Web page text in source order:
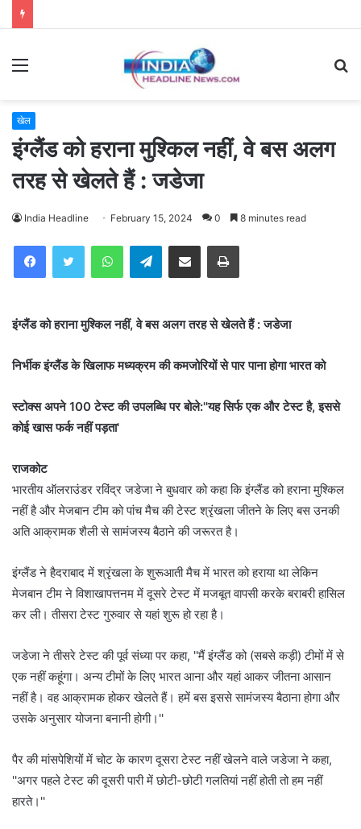
Menu
खेल
इंग्लैंड को हराना मुश्किल नहीं, वे बस अलग
तरह से खेलते हैं : जडेजा
India Headline February 15, 2024 0 8 minutes read
WhatsAppTelegramShare via Email Print
इंग्लैंड को हराना मुश्किल नहीं, वे बस अलग तरह से खेलते हैं : जडेजा
निर्भीक इंग्लैंड के खिलाफ मध्यक्रम की कमजोरियों से पार पाना होगा भारत को
स्टोक्स अपने 100 टेस्ट की उपलब्धि पर बोले:''यह सिर्फ एक और टेस्ट है, इससे
कोई खास फर्क नहीं पड़ता'
राजकोट
भारतीय ऑलराउंडर रविंद्र जडेजा ने बुधवार को कहा कि इंग्लैंड को हराना मुश्किल
नहीं है और मेजबान टीम को पांच मैच की टेस्ट श्रृंखला जीतने के लिए बस उनकी
अति आक्रामक शैली से सामंजस्य बैठाने की जरूरत है।
इंग्लैंड ने हैदराबाद में श्रृंखला के शुरूआती मैच में भारत को हराया था लेकिन
मेजबान टीम ने विशाखापत्तनम में दूसरे टेस्ट में मजबूत वापसी करके बराबरी हासिल
कर ली। तीसरा टेस्ट गुरुवार से यहां शुरू हो रहा है।
जडेजा ने तीसरे टेस्ट की पूर्व संध्या पर कहा, ''मैं इंग्लैंड को (सबसे कड़ी) टीमों में से
एक नहीं कहूंगा। अन्य टीमों के लिए भारत आना और यहां आकर जीतना आसान
नहीं है। वह आक्रामक होकर खेलते हैं। हमें बस इससे सामंजस्य बैठाना होगा और
उसके अनुसार योजना बनानी होगी।''
पैर की मांसपेशियों में चोट के कारण दूसरा टेस्ट नहीं खेलने वाले जडेजा ने कहा,
''अगर पहले टेस्ट की दूसरी पारी में छोटी-छोटी गलतियां नहीं होती तो हम नहीं
हारते।''